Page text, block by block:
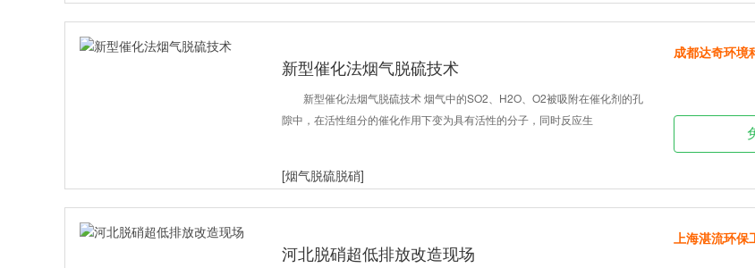
新型催化法烟气脱硫技术
新型催化法烟气脱硫技术 烟气中的SO2、H2O、O2被吸附在催化剂的孔
隙中，在活性组分的催化作用下变为具有活性的分子，同时反应生
[烟气脱硫脱硝]
成都达奇环境
河北脱硝超低排放改造现场
上海湛流环保